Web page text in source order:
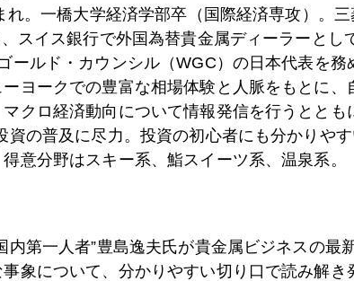
愛の国」とは？
況
れ。一橋大学経済学部卒（国際経済専攻）。
スイス銀行で外国為替貴金属ディーラーとし
ールド・カウンシル（WGC）の日本代表を務
ヨークでの豊富な相場体験と人脈をもとに、
クロ経済動向について情報発信を行うととも
資の普及に尽力。投資の初心者にも分かりや
意分野はスキー系、鮨スイーツ系、温泉系。
内第一人者”豊島逸夫氏が貴金属ビジネスの最
象について、分かりやすい切り口で読み解き